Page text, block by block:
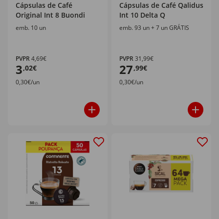
Cápsulas de Café
Original Int 8 Buondi
emb. 10 un
PVPR4,69€
3,02€
0,30€/un
Cápsulas de Café Qalidus
Int 10 Delta Q
emb. 93 un + 7 un GRÁTIS
PVPR31,99€
27,99€
0,30€/un